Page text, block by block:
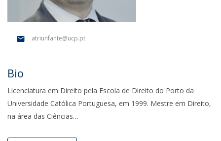
atriunfante@ucp.pt
Bio
Licenciatura em Direito pela Escola de Direito do Porto da
Universidade Católica Portuguesa, em 1999. Mestre em Direito,
na área das Ciências